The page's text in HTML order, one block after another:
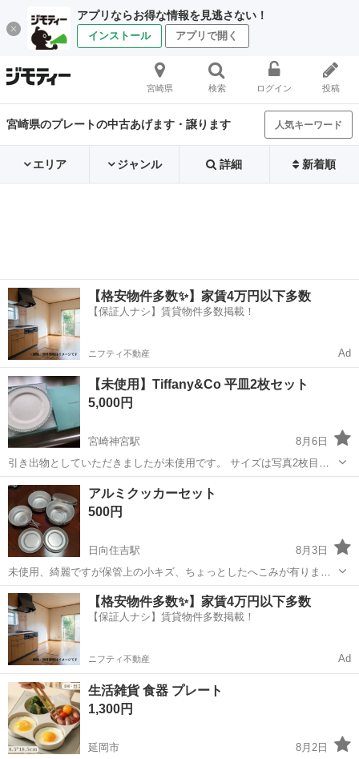
アプリならお得な情報を見逃さない！
インストール アプリで開く
宮崎県 検索 ログイン 投稿
宮崎県のプレートの中古あげます・譲ります 人気キーワード
エリア ジャンル 詳細 新着順
【格安物件多数✨】家賃4万円以下多数
【保証人ナシ】賃貸物件多数掲載！
ニフティ不動産 Ad
【未使用】Tiffany&Co 平皿2枚セット
5,000円
宮崎神宮駅
8月6日
引き出物としていただきましたが未使用です。 サイズは写真2枚目を
ご確認ください。
宮崎 宮崎市 宮崎神宮駅
アルミクッカーセット
500円
日向住吉駅
8月3日
未使用、綺麗ですが保管上の小キズ、ちょっとしたへこみが有りま
す。
宮崎 宮崎市 日向住吉駅 食器 キズ
【格安物件多数✨】家賃4万円以下多数
【保証人ナシ】賃貸物件多数掲載！
ニフティ不動産 Ad
生活雑貨 食器 プレート
1,300円
延岡市
8月2日